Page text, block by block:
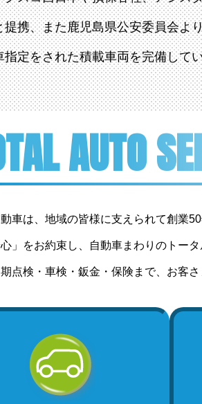
提携、また鹿児島県公安委員会よ
指定をされた積載車両を完備して
AUTO
車は、地域の皆様に支えられて創業
」をお約束し、自動車まわりのトー
点検・車検・鈑金・保険まで、お客